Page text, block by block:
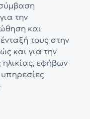
την
και
τους στην
και για την
εφήβων